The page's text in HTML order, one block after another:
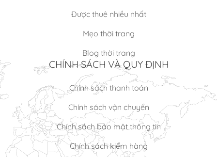
Được thuê nhiều nhất
Mẹo thời trang
Blog thời trang
CHÍNH SÁCH VÀ QUY ĐỊNH
Chính sách thanh toán
Chính sách vận chuyển
Chính sách bảo mật thông tin
Chính sách kiểm hàng